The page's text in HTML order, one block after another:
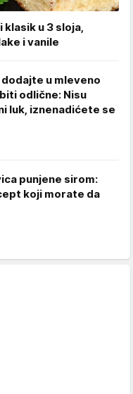
klasik u 3 sloja,
i vanile
u mleveno
odlične: Nisu
luk, iznenadićete se
punjene sirom:
koji morate da